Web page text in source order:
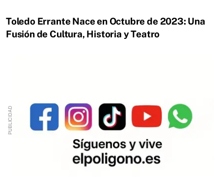
Toledo Errante Nace en Octubre de 2023: Una
Fusión de Cultura, Historia y Teatro